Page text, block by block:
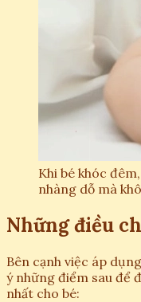
Khi bé khóc
nhàng dỗ mà
Những điều
Bên cạnh việc áp
ý những điểm sau để
nhất cho bé: